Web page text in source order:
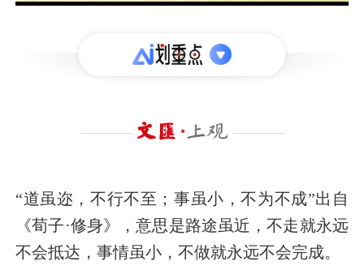
“道虽迩，不行不至；事虽小，不为不成”出自
《荀子·修身》，意思是路途虽近，不走就永远
不会抵达，事情虽小，不做就永远不会完成。